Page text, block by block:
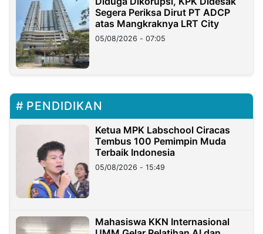
Segera Periksa Dirut PT ADCP
atas Mangkraknya LRT City
05/08/2026 - 07:05
PENDIDIKAN
Ketua MPK Labschool Ciracas
Tembus 100 Pemimpin Muda
Terbaik Indonesia
05/08/2026 - 15:49
Mahasiswa KKN Internasional